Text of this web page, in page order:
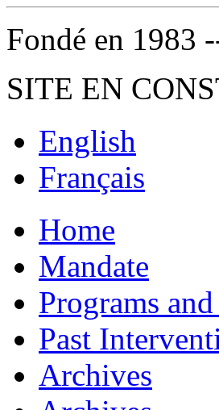
Fondé en 1983
SITE EN
English
Français
Home
Mandate
Programs
Past
Archives